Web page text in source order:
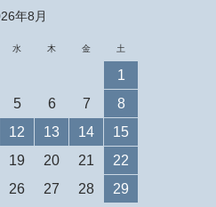
年8月
水 木 金 土
1
5 6 7
8
12 13 14
15
19 20 21
22
26 27 28
29